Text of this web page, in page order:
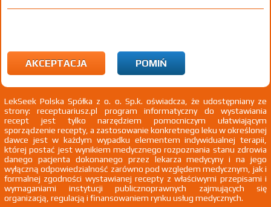
100%
30%(1) 75+(2) DZ(3)
wskazania przy opisie leku) Wskazania pozarejestracyjne:
Nadciśnienie tętnicze inne niż określone w ChPL - u dzieci do 18 rż.;
przewlekła choroba nerek u dzieci do 18 rż.; leczenie renoprotekcyjne
u dzieci do 18 rż.Pokaż wskazania chpl.
2)Pacjenci 65+
3)Pacjenci do ukończenia 18 roku życia
Wszystkie dawki leku ATC
AKCEPTACJA POMIŃ
LekSeek Polska Spółka z o. o. Sp.k. oświadcza, że udostępniany ze
strony: receptuariusz.pl program informatyczny do wystawiania
recept jest tylko narzędziem pomocniczym ułatwiającym
sporządzenie recepty, a zastosowanie konkretnego leku w określonej
dawce jest w każdym wypadku elementem indywidualnej terapii,
której postać jest wynikiem medycznego rozpoznania stanu zdrowia
danego pacjenta dokonanego przez lekarza medycyny i na jego
wyłączną odpowiedzialność zarówno pod względem medycznym, jak i
formalnej zgodności wystawianej recepty z właściwymi przepisami i
wymaganiami instytucji publicznoprawnych zajmujących się
organizacją, regulacją i finansowaniem rynku usług medycznych.